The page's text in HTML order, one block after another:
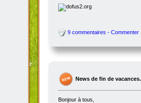
9 commentaires - Commenter
News de fin de
Bonjour à tous,